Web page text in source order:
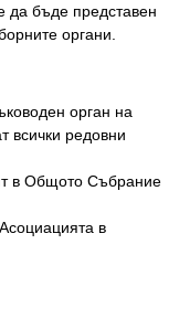
да бъде представен
органи.
орган на
всички редовни
в Общото Събрание
в